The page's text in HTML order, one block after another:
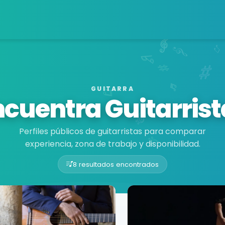
GUITARRA
Perfiles públicos de guitarristas para comparar
experiencia, zona de trabajo y disponibilidad.
8 resultados encontrados